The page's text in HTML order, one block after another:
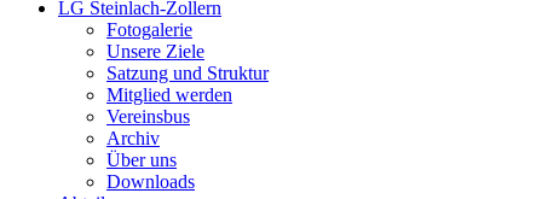
LG Steinlach-Zollern
Fotogalerie
Unsere Ziele
Satzung und Struktur
Mitglied werden
Vereinsbus
Archiv
Über uns
Downloads